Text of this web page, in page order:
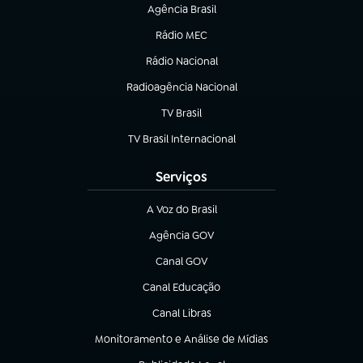
Agência Brasil
(abre em nova aba)
Rádio MEC
Rádio Nacional
(abre em nova aba)
Radioagência Nacional
(abre em nova aba)
TV Brasil
(abre em nova aba)
TV Brasil Internacional
(abre em nova aba)
Serviços
A Voz do Brasil
(abre em nova aba)
Agência GOV
(abre em nova aba)
Canal GOV
(abre em nova aba)
Canal Educação
(abre em nova aba)
Canal Libras
(abre em nova aba)
Monitoramento e Análise de Mídias
(abre em nova aba)